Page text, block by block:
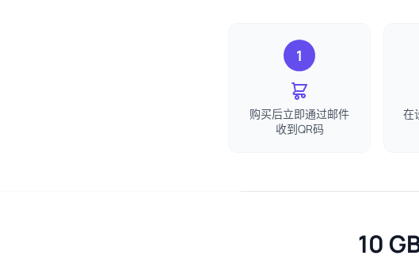
1
购买后立即通过邮件
收到QR码
在
10